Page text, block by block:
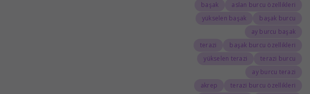
aslan burcu özellikleri
başak
başak burcu
yükselen başak
ay burcu başak
başak burcu özellikleri
terazi
terazi burcu
yükselen terazi
ay burcu terazi
terazi burcu özellikleri
akrep